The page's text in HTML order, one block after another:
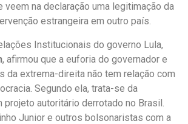
veem na declaração uma legitimação da
estrangeira em outro país.
Institucionais do governo Lula,
, afirmou que a euforia do governador e
da extrema-direita não tem relação com
Segundo ela, trata-se da
autoritário derrotado no Brasil.
Junior e outros bolsonaristas com a